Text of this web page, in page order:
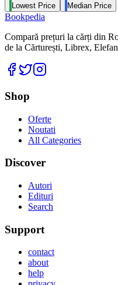
Lowest Price Median Price
Bookpedia
Compară prețuri la cărți din
de la Cărturești, Librex,
Facebook
Twitter
Shop
Oferte
Noutati
All Categories
Discover
Autori
Edituri
Search
Support
contact
about
help